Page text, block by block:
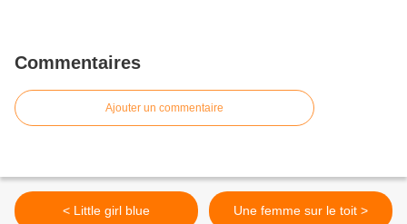
Commentaires
Ajouter un commentaire
< Little girl blue Une femme sur le toit >